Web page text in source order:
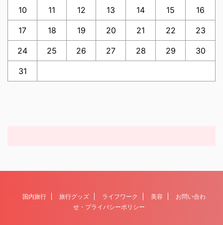
10 11 12 13 14 15 16
17 18 19 20 21 22 23
24 25 26 27 28 29 30
31
国内旅行 旅行グッズ ライフワーク 美容
お問い合わ
せ・プライバシーポリシー